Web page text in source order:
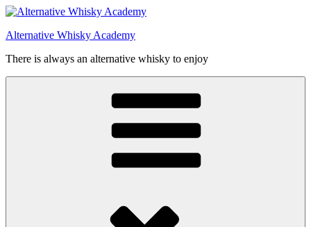
Videre
indhold
Alternative Whisky Academy
There is always an alternative whisky to enjoy